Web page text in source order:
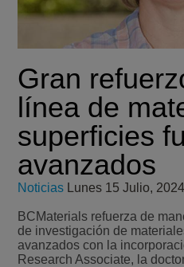
Gran
línea de
superficies
avanzados
Noticias Lunes 15 Julio, 2024
BCMaterials refuerza de
de investigación de
avanzados con la
Research Associate, la